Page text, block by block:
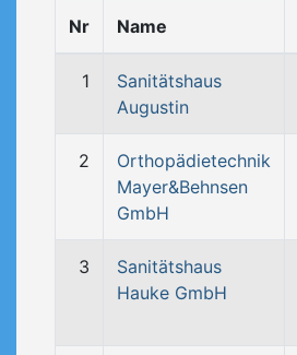
Nr Name
1
Sanitätshaus
Augustin
2
Orthopädietechnik
Mayer&Behnsen
GmbH
3
Sanitätshaus
Hauke GmbH